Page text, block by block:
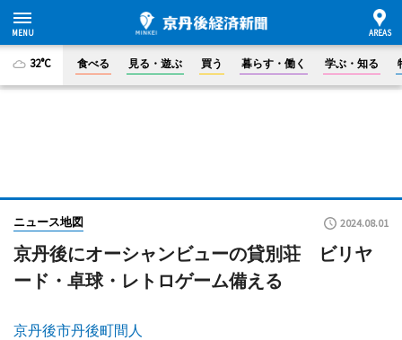
32°C 食べる 見る・遊ぶ 買う 暮らす・働く 学ぶ・知る
ニュース地図 2024.08.01
京丹後にオーシャンビューの貸別荘 ビリヤ
ード・卓球・レトロゲーム備える
京丹後市丹後町間人